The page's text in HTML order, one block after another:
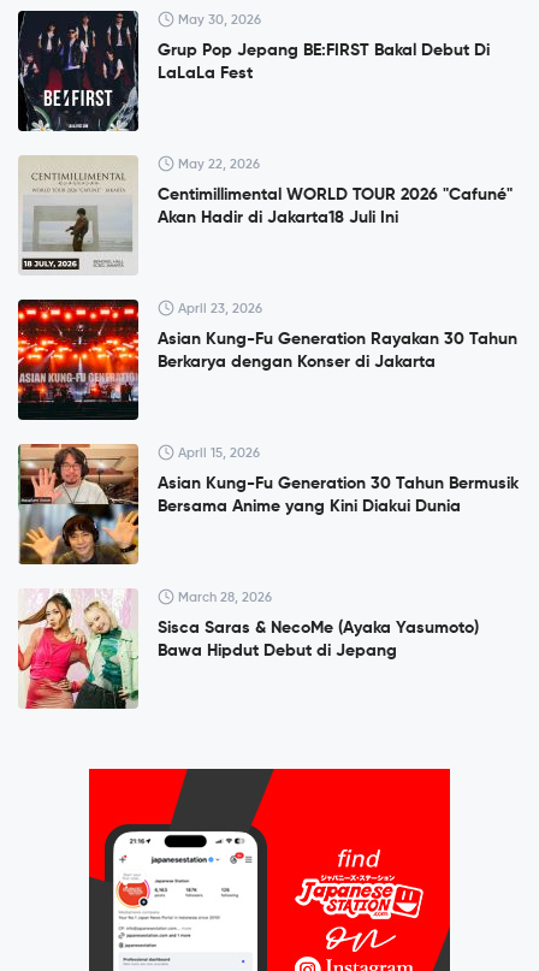
May 30, 2026
Grup Pop Jepang BE:FIRST Bakal Debut Di
LaLaLa Fest
May 22, 2026
Centimillimental WORLD TOUR 2026 "Cafuné"
Akan Hadir di Jakarta18 Juli Ini
April 23, 2026
Asian Kung-Fu Generation Rayakan 30 Tahun
Berkarya dengan Konser di Jakarta
April 15, 2026
Asian Kung-Fu Generation 30 Tahun Bermusik
Bersama Anime yang Kini Diakui Dunia
March 28, 2026
Sisca Saras & NecoMe (Ayaka Yasumoto)
Bawa Hipdut Debut di Jepang